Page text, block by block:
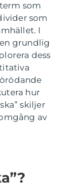
som
som
I
grundlig
dess
hur
skiljer
av